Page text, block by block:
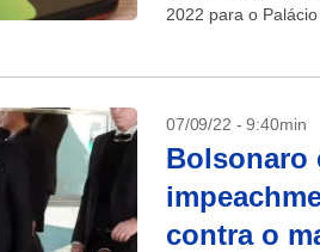
2022 para o
07/09/22 - 9:40min
Bolsonaro
contra o